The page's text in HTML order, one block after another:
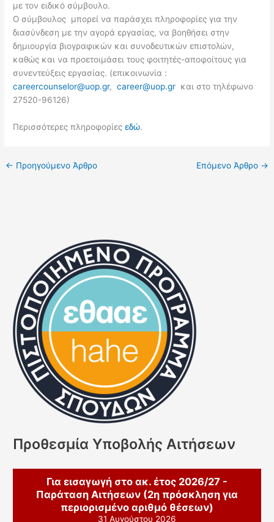
με τον ειδικό σύμβουλο.
Ο σύμβουλος μπορεί να παράσχει πληροφορίες για την
διασύνδεση με την αγορά εργασίας, να βοηθήσει στην
δημιουργία βιογραφικών και συνοδευτικών επιστολών,
καθώς και να προετοιμάσει τους φοιτητές-αποφοίτους για
συνεντεύξεις εργασίας. (επικοινωνία :
careercounselor@uop.gr,career@uop.gr και στο τηλέφωνο
27520-96126)
Περισσότερες πληροφορίεςεδώ.
← Προηγούμενο Άρθρο Επόμενο Άρθρο →
Προθεσμία Υποβολής Αιτήσεων
Για εισαγωγή στο ακ. έτος 2026/27 -
Παράταση Αιτήσεων (2η πρόσκληση για
περιορισμένο αριθμό θέσεων)
31 Αυγούστου 2026